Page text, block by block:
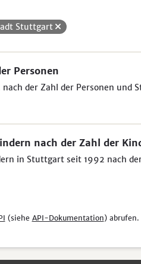
Stuttgart
Personen
der Zahl der Personen und
nach der Zahl der
in Stuttgart seit 1992 nach
(siehe API-Dokumentation) abrufen.